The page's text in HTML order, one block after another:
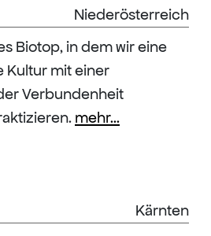
Niederösterreich
Biotop, in dem wir eine
Kultur mit einer
Verbundenheit
mehr...
Kärnten